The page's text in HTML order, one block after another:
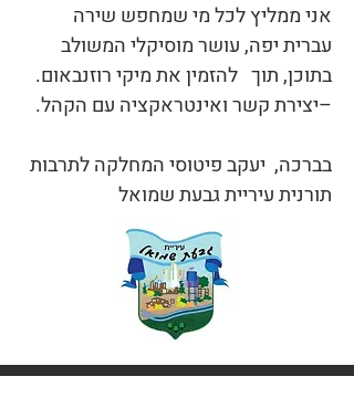
אני ממליץ לכל מי שמחפש שירה
עברית יפה, עושר מוסיקלי המשולב
בתוכן, תוך להזמין את מיקי רוזנבאום.
–יצירת קשר ואינטראקציה עם הקהל.
בברכה, יעקב פיטוסי המחלקה לתרבות
תורנית עיריית גבעת שמואל